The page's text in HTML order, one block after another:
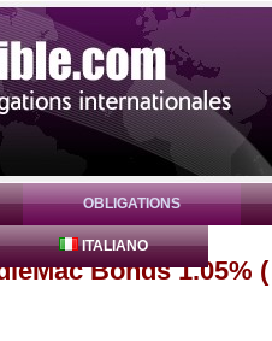
OBLIGATIONS
ITALIANO
Bonds 1.05%